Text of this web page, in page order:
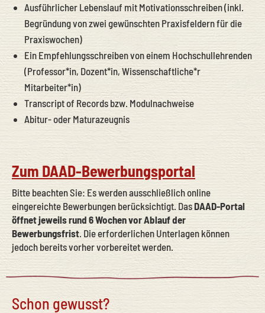
Ausführlicher Lebenslauf mit Motivationsschreiben (inkl.
Begründung von zwei gewünschten Praxisfeldern für die
Praxiswochen)
Ein Empfehlungsschreiben von einem Hochschullehrenden
(Professor*in, Dozent*in, Wissenschaftliche*r
Mitarbeiter*in)
Transcript of Records bzw. Modulnachweise
Abitur- oder Maturazeugnis
Zum DAAD-Bewerbungsportal
Bitte beachten Sie: Es werden ausschließlich online
eingereichte Bewerbungen berücksichtigt. DasDAAD-Portal
öffnetjeweils rund 6 Wochen vor Ablaufder
Bewerbungsfrist. Die erforderlichen Unterlagen können
jedoch bereits vorher vorbereitet werden.
Schon gewusst?